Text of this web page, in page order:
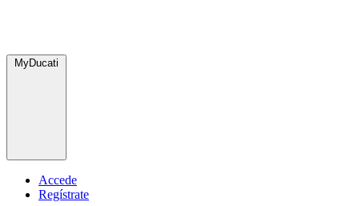
MyDucati
Accede
Regístrate